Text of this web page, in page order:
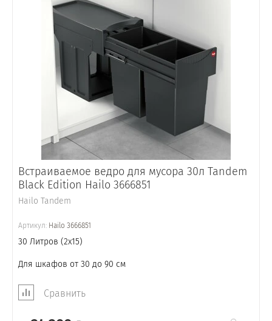
Встраиваемое ведро для мусора 30л Tandem
Black Edition Hailo 3666851
Hailo Tandem
Артикул: Hailo 3666851
30 Литров (2x15)
Для шкафов от 30 до 90 см
Сравнить